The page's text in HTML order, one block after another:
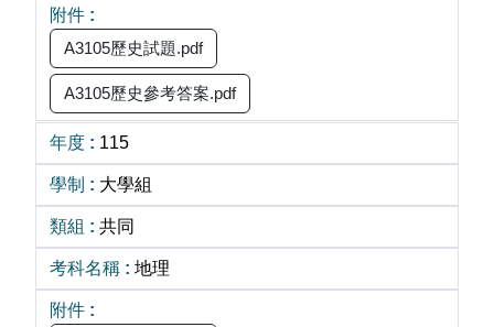
A3105歷史試題.pdf
A3105歷史參考答案.pdf
115
大學組
共同
地理